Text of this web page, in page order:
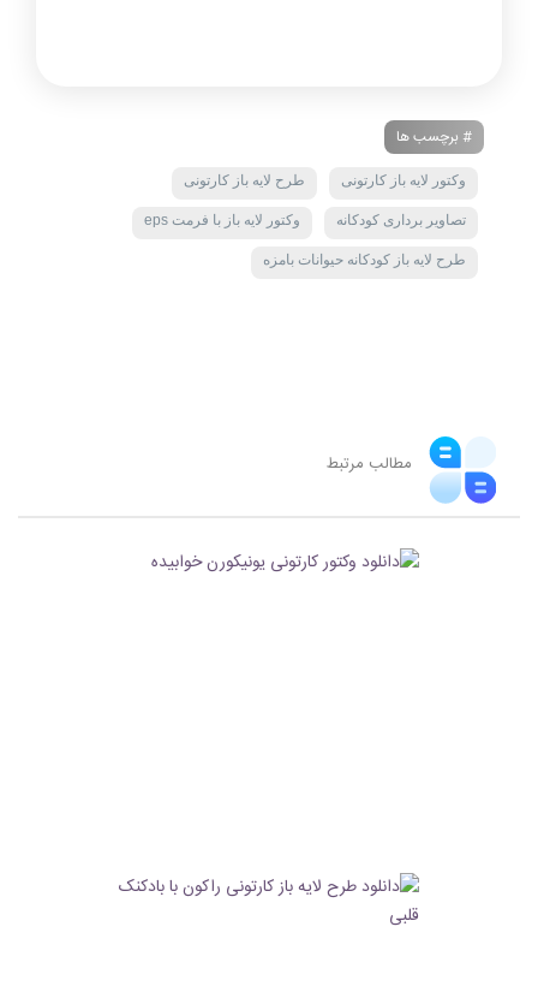
# برچسب ها
وکتور لایه باز کارتونی طرح لایه باز کارتونی
تصاویر برداری کودکانه وکتور لایه باز با فرمت eps
طرح لایه باز کودکانه حیوانات بامزه
مطالب مرتبط